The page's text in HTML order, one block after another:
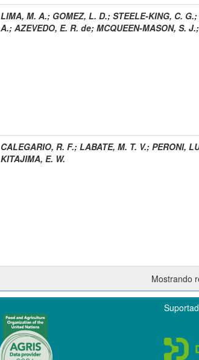
LIMA, M. A.; GOMEZ, L. D.; STEELE-KING, C. G.;
A.; AZEVEDO, E. R. de; MCQUEEN-MASON, S. J.;
CALEGARIO, R. F.; LABATE, M. T. V.; PERONI,
KITAJIMA, E. W.
Mostrando